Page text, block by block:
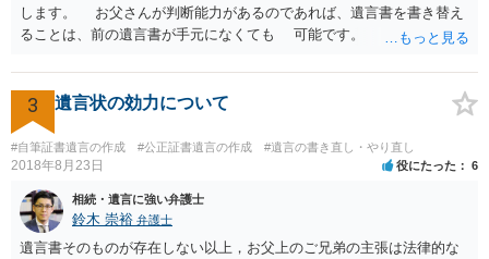
します。 お父さんが判断能力があるのであれば、遺言書を書き替え
ることは、前の遺言書が手元になくても 可能です。 将来遺言の効
してもらって 診断書を取得して、公証役場へ行って公正証書遺言を
作成するのがよいと思います。 将来争われることが見込まれること
から、弁護士に依頼して手続きを進めた方がよいと思います。
3 遺言状の効力について
#自筆証書遺言の作成 #公正証書遺言の作成 #遺言の書き直し・やり直し
2018年8月23日 役にたった 6
相続・遺言に強い弁護士
鈴木 崇裕 弁護士
遺言書そのものが存在しない以上，お父上のご兄弟の主張は法律的な